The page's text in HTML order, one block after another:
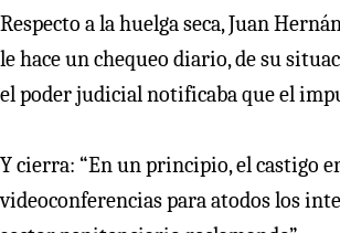
Respecto a la huelga seca, Juan
le hace un chequeo diario, de su
el poder judicial notificaba que el
Y cierra: “En un principio, el castigo
videoconferencias para atodos los